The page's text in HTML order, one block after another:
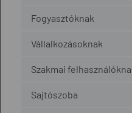
Fogyasztóknak
Vállalkozásoknak
Szakmai
Sajtószoba